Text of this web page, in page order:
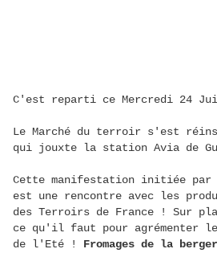
C'est reparti ce Mercredi 24
Le Marché du terroir s'est
qui jouxte la station Avia de
Cette manifestation initiée par
est une rencontre avec les
des Terroirs de France ! Sur
ce qu'il faut pour agrémenter
de l'Eté ! Fromages de la